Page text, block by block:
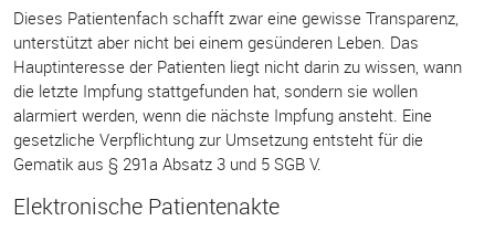
Dieses Patientenfach schafft zwar eine gewisse Transparenz,
unterstützt aber nicht bei einem gesünderen Leben. Das
Hauptinteresse der Patienten liegt nicht darin zu wissen, wann
die letzte Impfung stattgefunden hat, sondern sie wollen
alarmiert werden, wenn die nächste Impfung ansteht. Eine
gesetzliche Verpflichtung zur Umsetzung entsteht für die
Gematik aus § 291a Absatz 3 und 5 SGB V.
Elektronische Patientenakte